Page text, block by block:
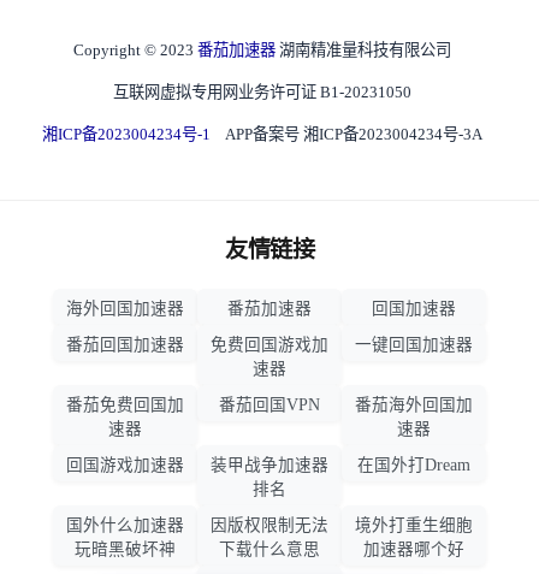
Copyright © 2023 番茄加速器 湖南精准量科技有限公司
互联网虚拟专用网业务许可证 B1-20231050
湘ICP备2023004234号-1 APP备案号 湘ICP备2023004234号-3A
友情链接
海外回国加速器 番茄加速器
回国加速器
番茄回国加速器
免费回国游戏加
速器
一键回国加速器
番茄免费回国加
速器
番茄回国VPN
番茄海外回国加
速器
回国游戏加速器
装甲战争加速器
排名
在国外打Dream
国外什么加速器
玩暗黑破坏神
因版权限制无法
下载什么意思
境外打重生细胞
加速器哪个好